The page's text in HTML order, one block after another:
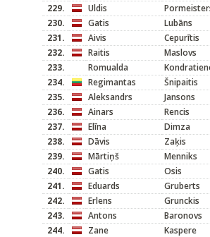
229.
Uldis
230.
Gatis Lubāns
231.
Aivis Cepurītis
232.
Raitis Maslovs
233.
Romualda
234.
Regimantas
Šnipaitis
235.
Aleksandrs
Jansons
236.
Ainars Rencis
237.
Elīna Dimza
238.
Dāvis
Zaķis
239.
Mārtiņš Menniks
240.
Gatis Osis
241.
Eduards
Gruberts
242.
Erlens Grunckis
243.
Antons
Baronovs
244.
Zane
Kaspere